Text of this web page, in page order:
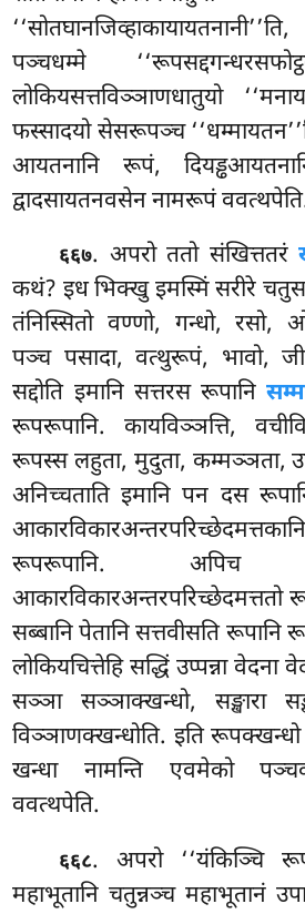
पञ्चधम्मे
लोकियसत्तविञ्ञाणधातुयो
फस्सादयो सेसरूपञ्च
आयतनानि रूपं,
द्वादसायतनवसेन नामरूपं
६६७. अपरो ततो संखित्ततरं
कथं? इध भिक्खु इमस्मिं सरीरे
तंनिस्सितो वण्णो, गन्धो, रसो,
पञ्च पसादा, वत्थुरूपं, भावो,
सद्दोति इमानि सत्तरस रूपानि
रूपरूपानि. कायविञ्ञत्ति,
रूपस्स लहुता, मुदुता, कम्मञ्ञता,
अनिच्चताति इमानि पन दस
रूपरूपानि.
आकारविकारअन्तरपरिच्छेदमत्ततो
सब्बानि पेतानि सत्तवीसति रूपानि
लोकियचित्तेहि सद्धिं उप्पन्ना वेदना
सञ्ञा सञ्ञाक्खन्धो, सङ्खारा
विञ्ञाणक्खन्धोति. इति
खन्धा नामन्ति एवमेको
ववत्थपेति.
६६८. अपरो ‘‘यंकिञ्चि
महाभूतानि चतुन्नञ्च महाभूतानं